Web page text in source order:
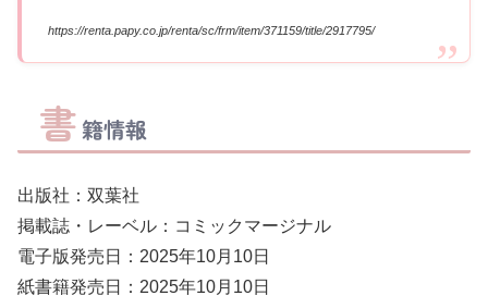
https://renta.papy.co.jp/renta/sc/frm/item/371159/title/2917795/
書籍情報
出版社：双葉社
掲載誌・レーベル：コミックマージナル
電子版発売日：2025年10月10日
紙書籍発売日：2025年10月10日